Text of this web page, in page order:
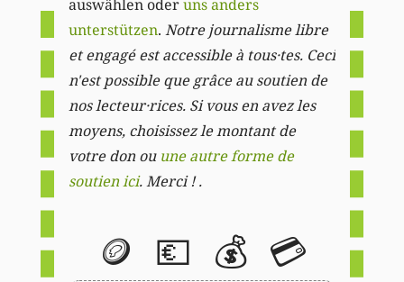
auswählen oderuns anders
unterstützen. Notre journalisme libre
et engagé est accessible à tous·tes. Ceci
n'est possible que grâce au soutien de
nos lecteur·rices. Si vous en avez les
moyens, choisissez le montant de
votre don ou une autre forme de
soutien ici. Merci ! .
🪙 💶 💰 💳